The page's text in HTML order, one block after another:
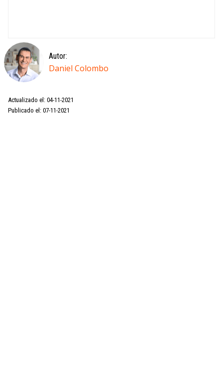
Autor:
Daniel Colombo
Actualizado el: 04-11-2021
Publicado el: 07-11-2021